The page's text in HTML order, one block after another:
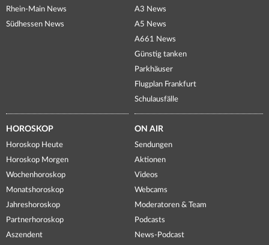
Rhein-Main News
Südhessen News
A3 News
A5 News
A661 News
Günstig tanken
Parkhäuser
Flugplan Frankfurt
Schulausfälle
HOROSKOP
Horoskop Heute
Horoskop Morgen
Wochenhoroskop
Monatshoroskop
Jahreshoroskop
Partnerhoroskop
Aszendent
ON AIR
Sendungen
Aktionen
Videos
Webcams
Moderatoren & Team
Podcasts
News-Podcast